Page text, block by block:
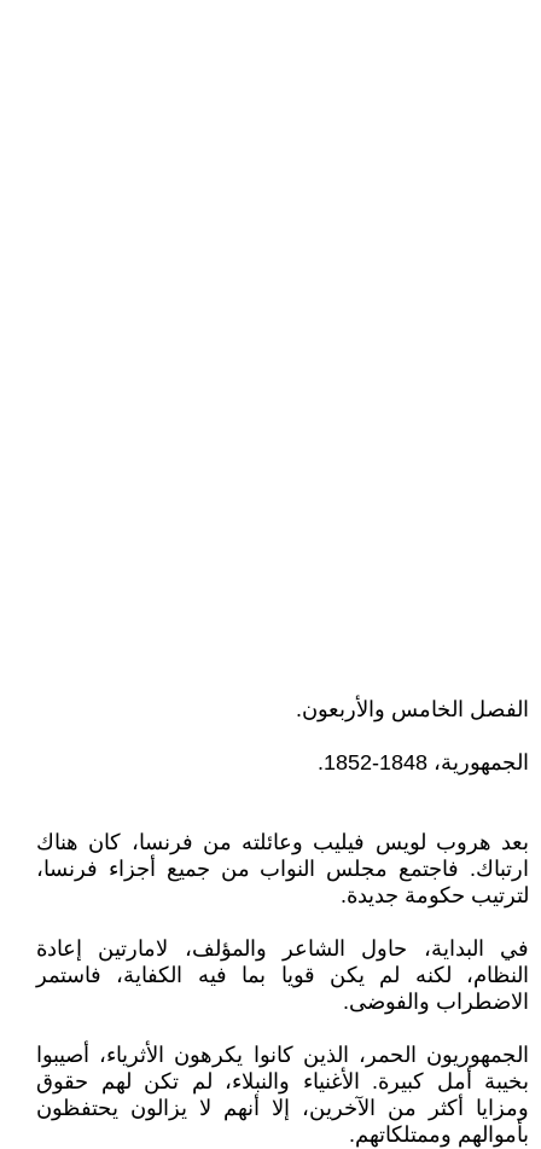
الفصل الخامس والأربعون.
الجمهورية، 1848-1852.
بعد هروب لويس فيليب وعائلته من فرنسا، كان هناك
ارتباك. فاجتمع مجلس النواب من جميع أجزاء فرنسا،
لترتيب حكومة جديدة.
في البداية، حاول الشاعر والمؤلف، لامارتين إعادة
النظام، لكنه لم يكن قويا بما فيه الكفاية، فاستمر
الاضطراب والفوضى.
الجمهوريون الحمر، الذين كانوا يكرهون الأثرياء، أصيبوا
بخيبة أمل كبيرة. الأغنياء والنبلاء، لم تكن لهم حقوق
ومزايا أكثر من الآخرين، إلا أنهم لا يزالون يحتفظون
بأموالهم وممتلكاتهم.